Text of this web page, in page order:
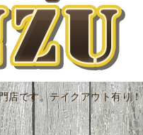
店です。テイクアウト有り！